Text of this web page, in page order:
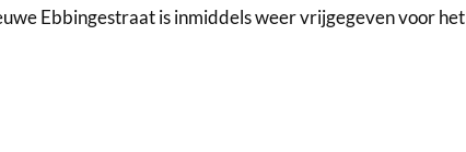
Ebbingestraat is inmiddels weer vrijgegeven voor het